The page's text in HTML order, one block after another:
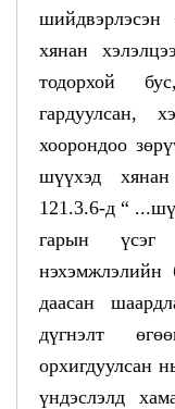
шийдвэрлэсэн
хянан
тодорхой
гардуулсан,
хоорондоо
шүүхэд
121.3.6-д “
гарын үсэг
нэхэмжлэлийн
даасан
дүгнэлт
орхигдуулсан
үндэслэлд